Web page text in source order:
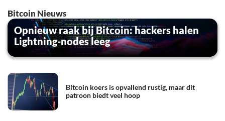
Bitcoin Nieuws
Opnieuw raak bij Bitcoin: hackers halen
Lightning-nodes leeg
Bitcoin koers is opvallend rustig, maar dit
patroon biedt veel hoop